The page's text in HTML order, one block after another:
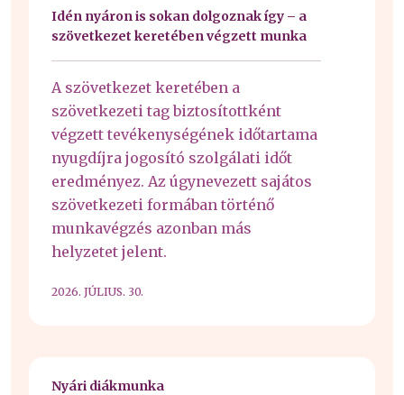
Idén nyáron is sokan dolgoznak így – a
szövetkezet keretében végzett munka
A szövetkezet keretében a
szövetkezeti tag biztosítottként
végzett tevékenységének időtartama
nyugdíjra jogosító szolgálati időt
eredményez. Az úgynevezett sajátos
szövetkezeti formában történő
munkavégzés azonban más
helyzetet jelent.
2026. JÚLIUS. 30.
Nyári diákmunka